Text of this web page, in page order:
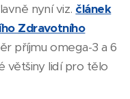
nyní viz. článek
Zdravotního
příjmu omega-3 a 6
většiny lidí pro tělo